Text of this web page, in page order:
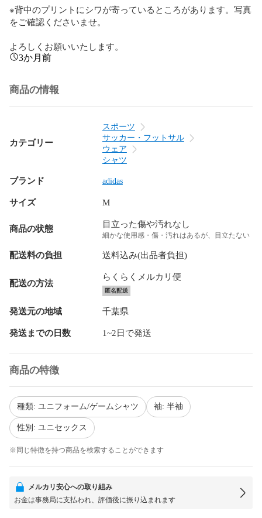
※背中のプリントにシワが寄っているところがあります。写真
をご確認くださいませ。
よろしくお願いいたします。
3か月前
商品の情報
カテゴリー
スポーツ
サッカー・フットサル
ウェア
シャツ
ブランド adidas
サイズ M
商品の状態 目立った傷や汚れなし
細かな使用感・傷・汚れはあるが、目立たない
配送料の負担 送料込み(出品者負担)
配送の方法
らくらくメルカリ便
匿名配送
発送元の地域 千葉県
発送までの日数 1~2日で発送
商品の特徴
種類: ユニフォーム/ゲームシャツ 袖: 半袖
性別: ユニセックス
※同じ特徴を持つ商品を検索することができます
メルカリ安心への取り組み
お金は事務局に支払われ、評価後に振り込まれます